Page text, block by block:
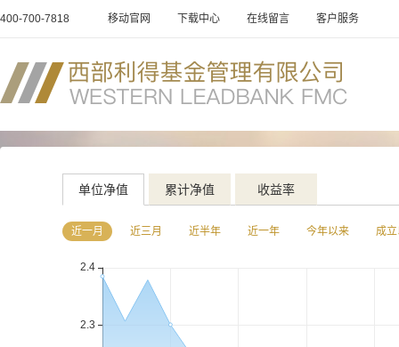
400-700-7818 移动官网 下载中心 在线留言 客户服务
单位净值 累计净值 收益率
近一月 近三月 近半年 近一年 今年以来 成